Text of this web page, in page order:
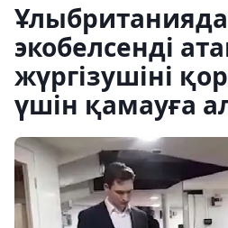
Ұлыбританияда
экобелсенді
жүргізушіні
үшін қамауға